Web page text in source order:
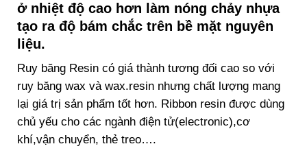
ở nhiệt độ cao hơn làm nóng chảy nhựa
tạo ra độ bám chắc trên bề mặt nguyên
liệu.
Ruy băng Resin có giá thành tương đối cao so với
ruy băng wax và wax.resin nhưng chất lượng mang
lại giá trị sản phẩm tốt hơn. Ribbon resin được dùng
chủ yếu cho các ngành điện tử(electronic),cơ
khí,vận chuyển, thẻ treo….